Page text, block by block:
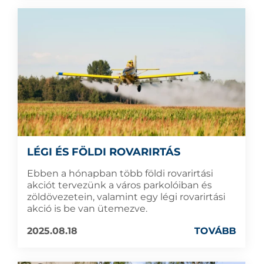
LÉGI ÉS FÖLDI ROVARIRTÁS
Ebben a hónapban több földi rovarirtási
akciót tervezünk a város parkolóiban és
zöldövezetein, valamint egy légi rovarirtási
akció is be van ütemezve.
2025.08.18
TOVÁBB